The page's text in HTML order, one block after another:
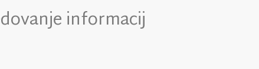
informacij